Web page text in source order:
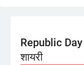
Republic Day
शायरी